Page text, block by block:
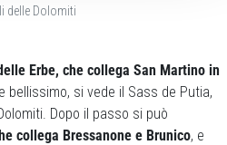
delle Dolomiti
Erbe, che collega San Martino in
bellissimo, si vede il Sass de Putia,
Dopo il passo si può
collega Bressanone e Brunico, e